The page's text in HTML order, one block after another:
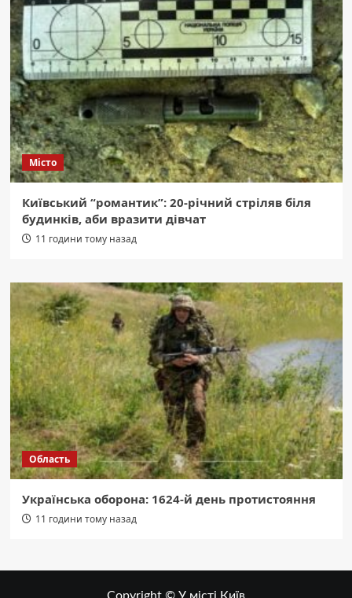
Місто
Київський “романтик”: 20-річний стріляв біля
будинків, аби вразити дівчат
11 години тому назад
Область
Українська оборона: 1624-й день протистояння
11 години тому назад